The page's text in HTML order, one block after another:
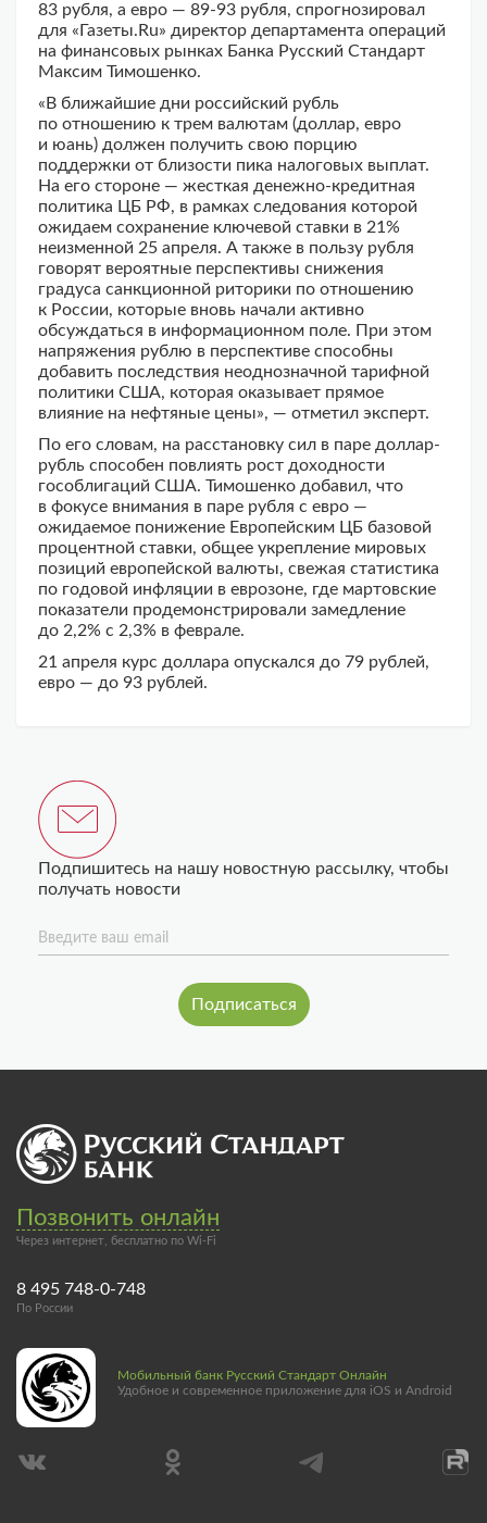
83 рубля, а евро — 89-93 рубля, спрогнозировал
для «Газеты.Ru» директор департамента операций
на финансовых рынках Банка Русский Стандарт
Максим Тимошенко.
«В ближайшие дни российский рубль
по отношению к трем валютам (доллар, евро
и юань) должен получить свою порцию
поддержки от близости пика налоговых выплат.
На его стороне — жесткая денежно-кредитная
политика ЦБ РФ, в рамках следования которой
ожидаем сохранение ключевой ставки в 21%
неизменной 25 апреля. А также в пользу рубля
говорят вероятные перспективы снижения
градуса санкционной риторики по отношению
к России, которые вновь начали активно
обсуждаться в информационном поле. При этом
напряжения рублю в перспективе способны
добавить последствия неоднозначной тарифной
политики США, которая оказывает прямое
влияние на нефтяные цены», — отметил эксперт.
По его словам, на расстановку сил в паре доллар-
рубль способен повлиять рост доходности
гособлигаций США. Тимошенко добавил, что
в фокусе внимания в паре рубля с евро —
ожидаемое понижение Европейским ЦБ базовой
процентной ставки, общее укрепление мировых
позиций европейской валюты, свежая статистика
по годовой инфляции в еврозоне, где мартовские
показатели продемонстрировали замедление
до 2,2% с 2,3% в феврале.
21 апреля курс доллара опускался до 79 рублей,
евро — до 93 рублей.
Подпишитесь на нашу новостную рассылку, чтобы
получать новости
Введите ваш email
Позвонить онлайн
Через интернет, бесплатно по Wi-Fi
8 495 748-0-748
По России
Мобильный банк Русский Стандарт Онлайн
Удобное и современное приложение для iOS и Android